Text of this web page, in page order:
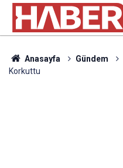
Anasayfa Gündem
Korkuttu